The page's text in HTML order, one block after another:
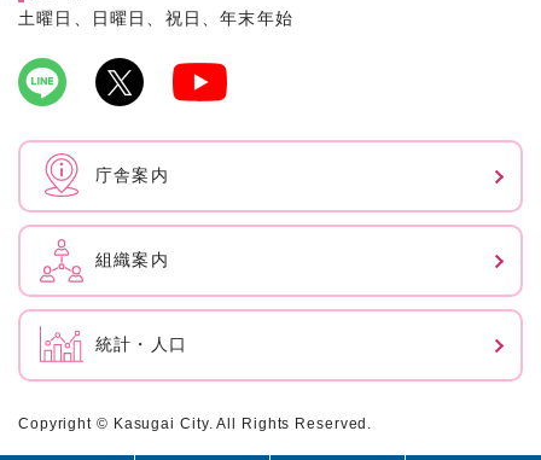
土曜日、日曜日、祝日、年末年始
庁舎案内
組織案内
統計・人口
Copyright © Kasugai City. All Rights Reserved.